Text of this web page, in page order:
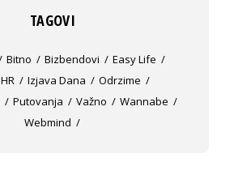
TAGOVI
Bitno Bizbendovi
Easy Life
HR Izjava Dana
Odrzime
Putovanja Važno
Wannabe
Webmind